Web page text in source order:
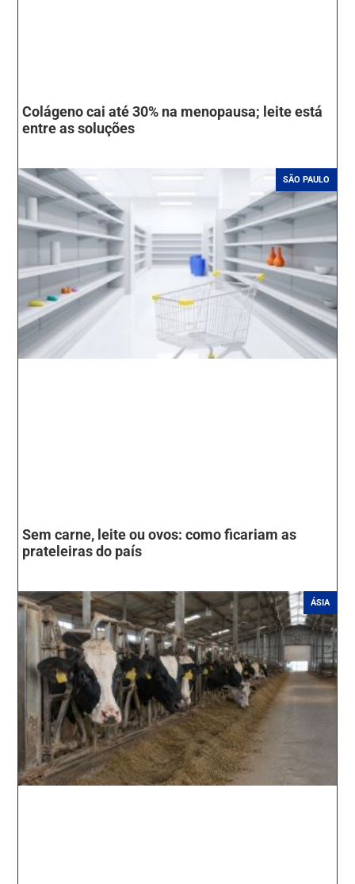
Colágeno cai até 30% na menopausa; leite está
entre as soluções
SÃO PAULO
Sem carne, leite ou ovos: como ficariam as
prateleiras do país
ÁSIA